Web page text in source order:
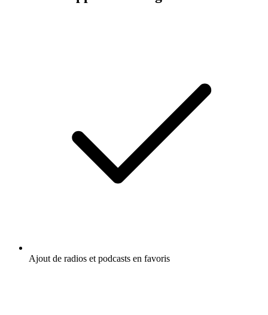
Ajout de radios et podcasts en favoris